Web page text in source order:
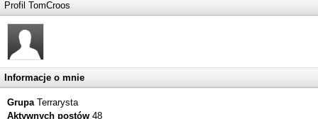
Profil TomCroos
Informacje o mnie
GrupaTerrarysta
Aktywnych postów 48